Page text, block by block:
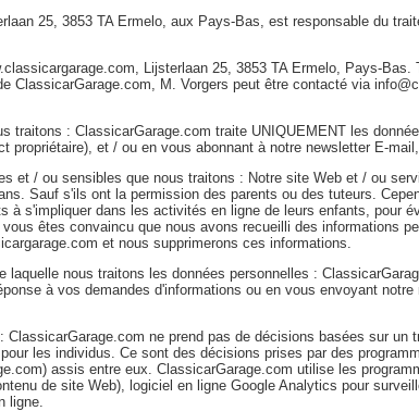
25, 3853 TA Ermelo, aux Pays-Bas, est responsable du
Lijsterlaan 25, 3853 TA Ermelo, Pays-
ClassicarGarage.com, M. Vorgers peut être contacté via
traitons : ClassicarGarage.com traite UNIQUEMENT les
propriétaire), et / ou en vous abonnant à notre newsletter E-
et / ou sensibles que nous traitons : Notre site Web et / ou
Sauf s'ils ont la permission des parents ou des tuteurs.
à s'impliquer dans les activités en ligne de leurs enfants, pour
êtes convaincu que nous avons recueilli des informations
et nous supprimerons ces informations.
laquelle nous traitons les données personnelles :
à vos demandes d'informations ou en vous envoyant
ClassicarGarage.com ne prend pas de décisions basées sur
les individus. Ce sont des décisions prises par des
assis entre eux. ClassicarGarage.com utilise les
de site Web), logiciel en ligne Google Analytics pour
ligne.